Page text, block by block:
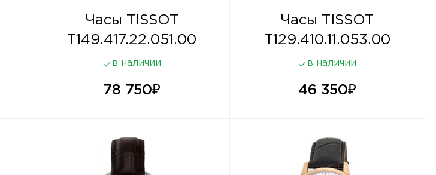
Часы TISSOT
T149.417.22.051.00
в наличии
78 750₽
Часы TISSOT
T129.410.11.053.00
в наличии
46 350₽